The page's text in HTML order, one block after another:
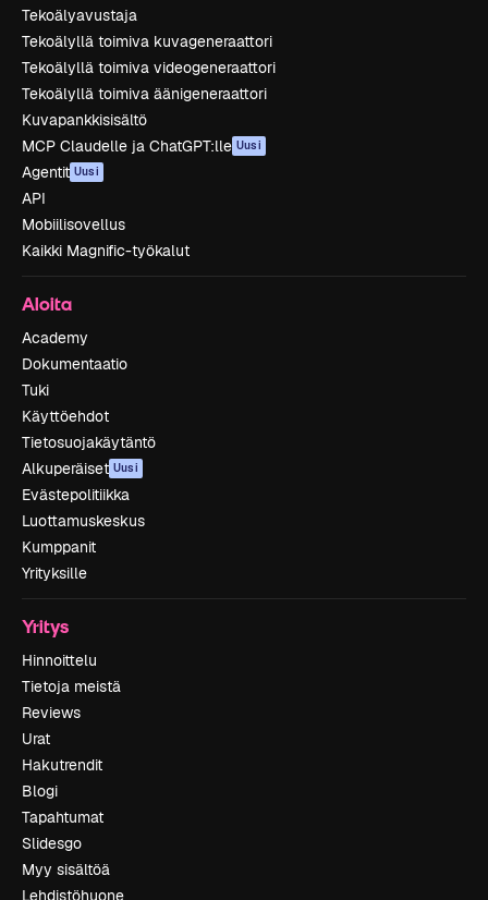
Tekoälyavustaja
Tekoälyllä toimiva kuvageneraattori
Tekoälyllä toimiva videogeneraattori
Tekoälyllä toimiva äänigeneraattori
Kuvapankkisisältö
MCP Claudelle ja ChatGPT:lle Uusi
Agentit Uusi
API
Mobiilisovellus
Kaikki Magnific-työkalut
Aloita
Academy
Dokumentaatio
Tuki
Käyttöehdot
Tietosuojakäytäntö
Alkuperäiset Uusi
Evästepolitiikka
Luottamuskeskus
Kumppanit
Yrityksille
Yritys
Hinnoittelu
Tietoja meistä
Reviews
Urat
Hakutrendit
Blogi
Tapahtumat
Slidesgo
Myy sisältöä
Lehdistöhuone